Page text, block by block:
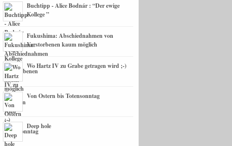
Buchtipp - Alice Bodnár : “Der ewige
Kollege ”
Fukushima: Abschiednahmen von
Verstorbenen kaum möglich
Wo Hartz IV zu Grabe getragen wird ;-)
Von Ostern bis Totensonntag
Deep hole